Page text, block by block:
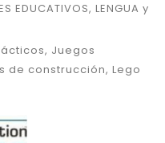
EDUCATIVOS, LENGUA y
, Juegos
de construcción, Lego